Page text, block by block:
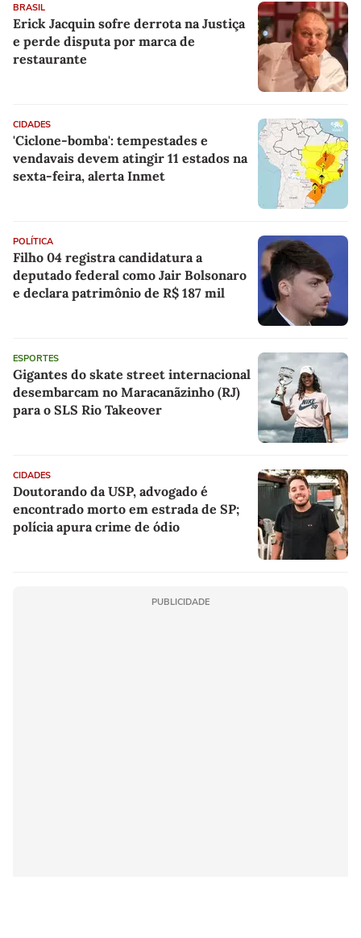
BRASIL
Erick Jacquin sofre derrota na Justiça
e perde disputa por marca de
restaurante
CIDADES
'Ciclone-bomba': tempestades e
vendavais devem atingir 11 estados na
sexta-feira, alerta Inmet
POLÍTICA
Filho 04 registra candidatura a
deputado federal como Jair Bolsonaro
e declara patrimônio de R$ 187 mil
ESPORTES
Gigantes do skate street internacional
desembarcam no Maracanãzinho (RJ)
para o SLS Rio Takeover
CIDADES
Doutorando da USP, advogado é
encontrado morto em estrada de SP;
polícia apura crime de ódio
PUBLICIDADE